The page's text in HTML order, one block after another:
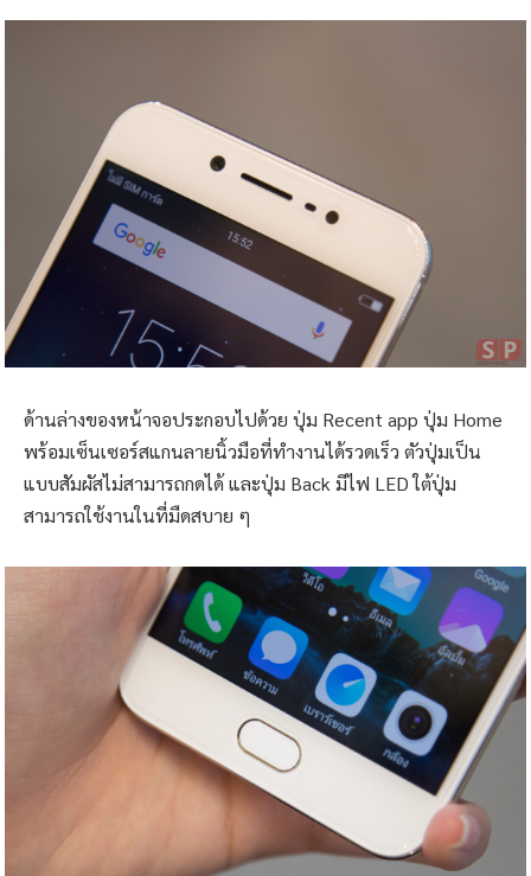
ด้านล่างของหน้าจอประกอบไปด้วย ปุ่ม Recent app ปุ่ม Home
พร้อมเซ็นเซอร์สแกนลายนิ้วมือที่ทำงานได้รวดเร็ว ตัวปุ่มเป็น
แบบสัมผัสไม่สามารถกดได้ และปุ่ม Back มีไฟ LED ใต้ปุ่ม
สามารถใช้งานในที่มืดสบาย ๆ